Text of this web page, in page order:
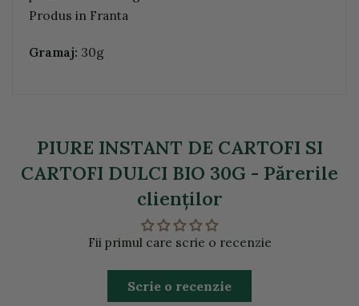
Produs in Franta
Gramaj: 30g
PIURE INSTANT DE CARTOFI SI
CARTOFI DULCI BIO 30G - Părerile
clienţilor
Fii primul care scrie o recenzie
Scrie o recenzie